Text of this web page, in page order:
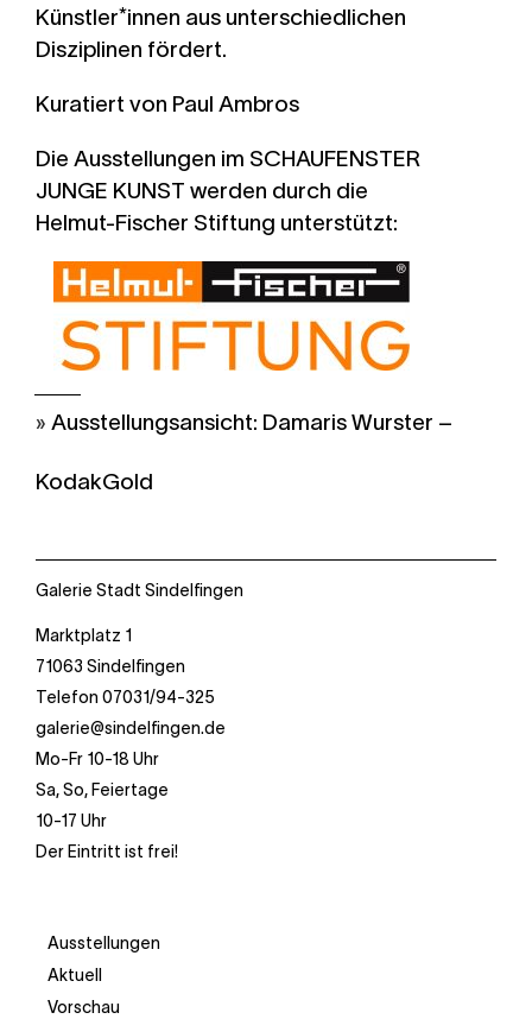
Künstler*innen aus unterschiedlichen
Disziplinen fördert.
Kuratiert von Paul Ambros
Die Ausstellungen im SCHAUFENSTER
JUNGE KUNST werden durch die
Helmut-Fischer Stiftung unterstützt:
Ausstellungsansicht: Damaris Wurster –
KodakGold
Galerie Stadt Sindelfingen
Marktplatz 1
71063 Sindelfingen
Telefon 07031/94-325
galerie@sindelfingen.de
Mo-Fr 10-18 Uhr
Sa, So, Feiertage
10-17 Uhr
Der Eintritt ist frei!
Ausstellungen
Aktuell
Vorschau